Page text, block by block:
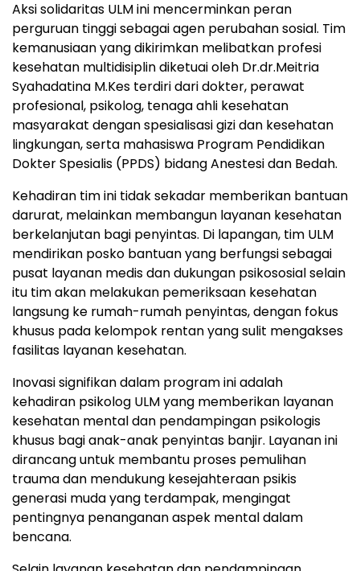
Aksi solidaritas ULM ini mencerminkan peran
perguruan tinggi sebagai agen perubahan sosial. Tim
kemanusiaan yang dikirimkan melibatkan profesi
kesehatan multidisiplin diketuai oleh Dr.dr.Meitria
Syahadatina M.Kes terdiri dari dokter, perawat
profesional, psikolog, tenaga ahli kesehatan
masyarakat dengan spesialisasi gizi dan kesehatan
lingkungan, serta mahasiswa Program Pendidikan
Dokter Spesialis (PPDS) bidang Anestesi dan Bedah.
Kehadiran tim ini tidak sekadar memberikan bantuan
darurat, melainkan membangun layanan kesehatan
berkelanjutan bagi penyintas. Di lapangan, tim ULM
mendirikan posko bantuan yang berfungsi sebagai
pusat layanan medis dan dukungan psikososial selain
itu tim akan melakukan pemeriksaan kesehatan
langsung ke rumah-rumah penyintas, dengan fokus
khusus pada kelompok rentan yang sulit mengakses
fasilitas layanan kesehatan.
Inovasi signifikan dalam program ini adalah
kehadiran psikolog ULM yang memberikan layanan
kesehatan mental dan pendampingan psikologis
khusus bagi anak-anak penyintas banjir. Layanan ini
dirancang untuk membantu proses pemulihan
trauma dan mendukung kesejahteraan psikis
generasi muda yang terdampak, mengingat
pentingnya penanganan aspek mental dalam
bencana.